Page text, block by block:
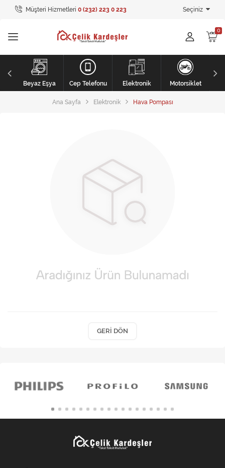
Müşteri Hizmetleri 0 (232) 223 0 223 Seçiniz
Tüm Kategoriler
Ev Tekstili
GİYİM
Kişisel Bakım
Mobilya
Beyaz Eşya
Mobilya
Küçük Ev Aletleri
Ev Tekstili
Beyaz Eşya
Cep Telefonu Elektronik Motorsiklet
Ana Sayfa Elektronik Hava Pompası
GERI DÖN